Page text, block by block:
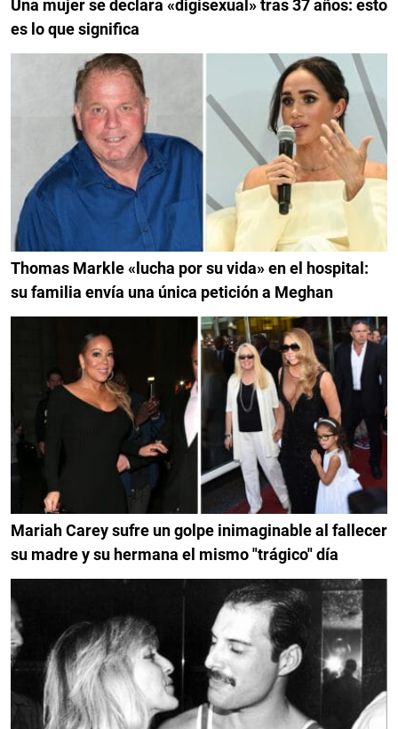
Una mujer se declara «digisexual» tras 37 años: esto
es lo que significa
Thomas Markle «lucha por su vida» en el hospital:
su familia envía una única petición a Meghan
Mariah Carey sufre un golpe inimaginable al fallecer
su madre y su hermana el mismo "trágico" día